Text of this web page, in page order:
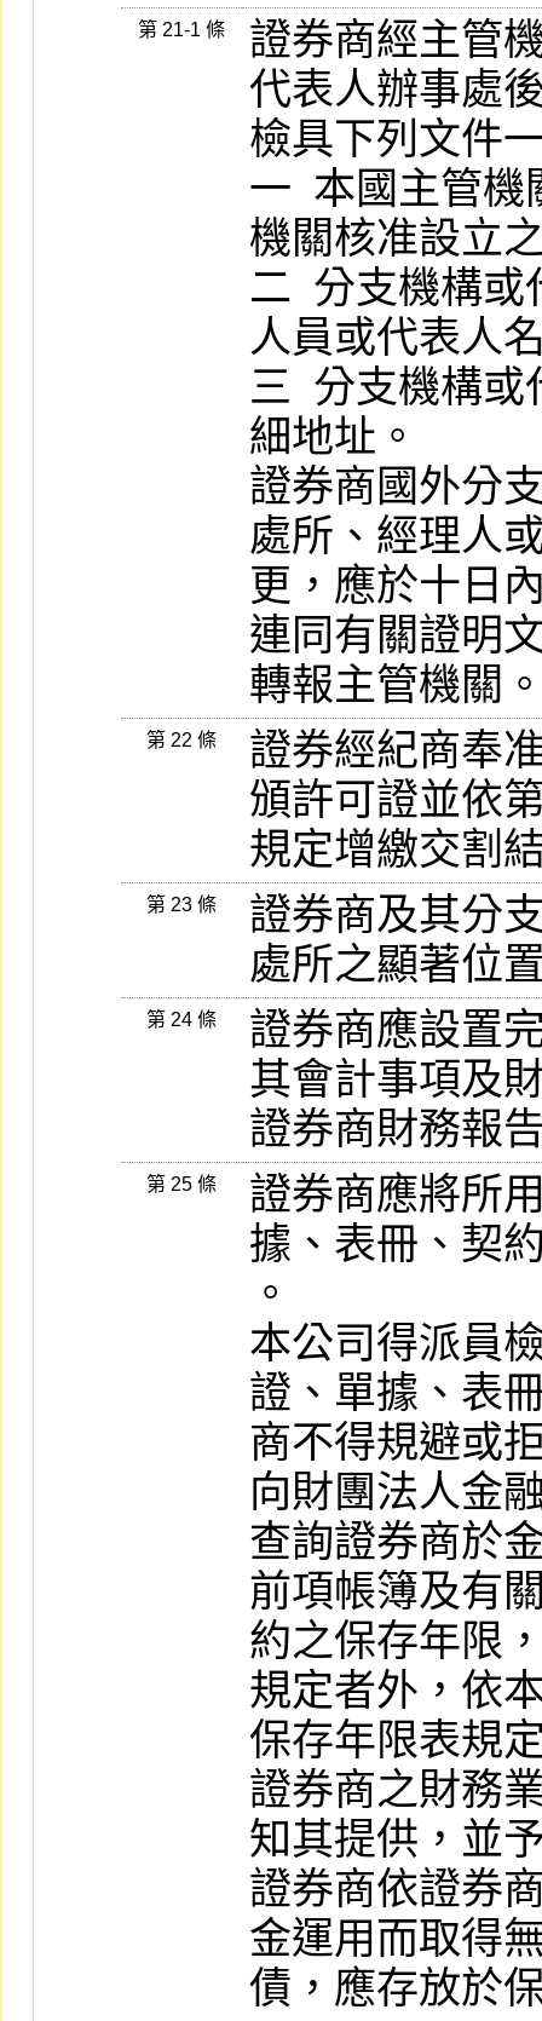
第 21-1 條
證券商經主管
代表人辦事處
檢具下列文件
一  本國主管
機關核准設立
二  分支機構
人員或代表
三  分支機構
細地址
證券商國外分
處所、經理人
更，應於十日
連同有關證明
轉報主管機關
第 22 條
證券經紀商奉
頒許可證並依
規定增繳交割
第 23 條
證券商及其分
處所之顯著位
第 24 條
證券商應設置
其會計事項及
證券商財務報
第 25 條
證券商應將所
據、表冊、契
本公司得派員
證、單據、表
商不得規避或
向財團法人金
查詢證券商於
前項帳簿及有
約之保存年限
規定者外，依
保存年限表
證券商之財務
知其提供，並
證券商依證券
金運用而取得
債，應存放於